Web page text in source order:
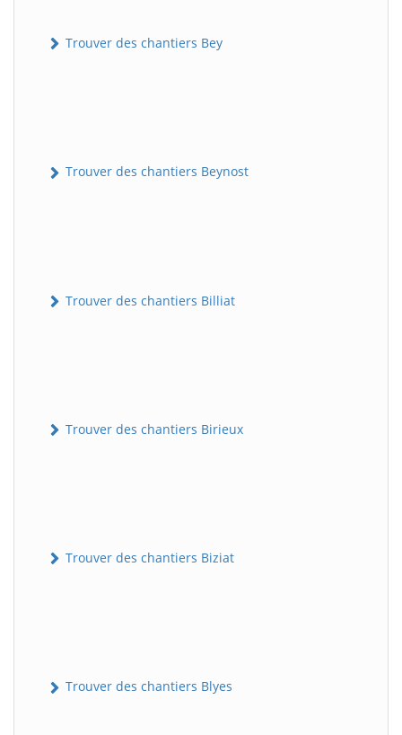
Trouver des chantiers Bey
Trouver des chantiers Beynost
Trouver des chantiers Billiat
Trouver des chantiers Birieux
Trouver des chantiers Biziat
Trouver des chantiers Blyes